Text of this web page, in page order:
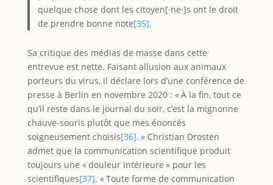
quelque chose dont les citoyen[·ne·]s ont le droit
de prendre bonne note[35].
Sa critique des médias de masse dans cette
entrevue est nette. Faisant allusion aux animaux
porteurs du virus, il déclare lors d’une conférence de
presse à Berlin en novembre 2020 : « À la fin, tout ce
qu’il reste dans le journal du soir, c’est la mignonne
chauve-souris plutôt que mes énoncés
soigneusement choisis[36]. » Christian Drosten
admet que la communication scientifique produit
toujours une « douleur intérieure » pour les
scientifiques[37]. « Toute forme de communication